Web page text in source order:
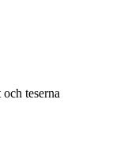
teserna